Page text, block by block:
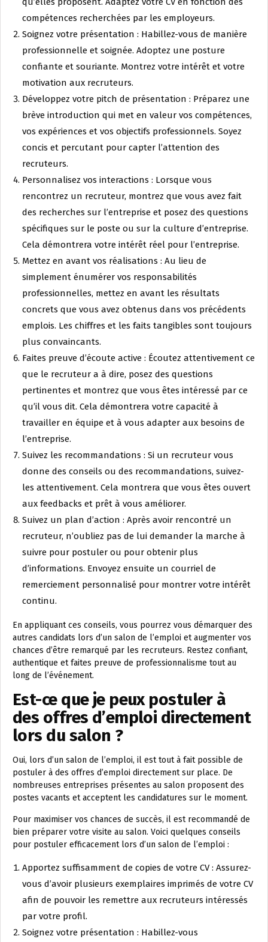
compétences recherchées par les employeurs.
Soignez votre présentation : Habillez-vous de manière
professionnelle et soignée. Adoptez une posture
confiante et souriante. Montrez votre intérêt et votre
motivation aux recruteurs.
Développez votre pitch de présentation : Préparez une
brève introduction qui met en valeur vos compétences,
vos expériences et vos objectifs professionnels. Soyez
concis et percutant pour capter l’attention des
recruteurs.
Personnalisez vos interactions : Lorsque vous
rencontrez un recruteur, montrez que vous avez fait
des recherches sur l’entreprise et posez des questions
spécifiques sur le poste ou sur la culture d’entreprise.
Cela démontrera votre intérêt réel pour l’entreprise.
Mettez en avant vos réalisations : Au lieu de
simplement énumérer vos responsabilités
professionnelles, mettez en avant les résultats
concrets que vous avez obtenus dans vos précédents
emplois. Les chiffres et les faits tangibles sont toujours
plus convaincants.
Faites preuve d’écoute active : Écoutez attentivement ce
que le recruteur a à dire, posez des questions
pertinentes et montrez que vous êtes intéressé par ce
qu’il vous dit. Cela démontrera votre capacité à
travailler en équipe et à vous adapter aux besoins de
l’entreprise.
Suivez les recommandations : Si un recruteur vous
donne des conseils ou des recommandations, suivez-
les attentivement. Cela montrera que vous êtes ouvert
aux feedbacks et prêt à vous améliorer.
Suivez un plan d’action : Après avoir rencontré un
recruteur, n’oubliez pas de lui demander la marche à
suivre pour postuler ou pour obtenir plus
d’informations. Envoyez ensuite un courriel de
remerciement personnalisé pour montrer votre intérêt
continu.
En appliquant ces conseils, vous pourrez vous démarquer des
autres candidats lors d’un salon de l’emploi et augmenter vos
chances d’être remarqué par les recruteurs. Restez confiant,
authentique et faites preuve de professionnalisme tout au
long de l’événement.
Est-ce que je peux postuler à
des offres d’emploi directement
lors du salon ?
Oui, lors d’un salon de l’emploi, il est tout à fait possible de
postuler à des offres d’emploi directement sur place. De
nombreuses entreprises présentes au salon proposent des
postes vacants et acceptent les candidatures sur le moment.
Pour maximiser vos chances de succès, il est recommandé de
bien préparer votre visite au salon. Voici quelques conseils
pour postuler efficacement lors d’un salon de l’emploi :
Apportez suffisamment de copies de votre CV : Assurez-
vous d’avoir plusieurs exemplaires imprimés de votre CV
afin de pouvoir les remettre aux recruteurs intéressés
par votre profil.
Soignez votre présentation : Habillez-vous